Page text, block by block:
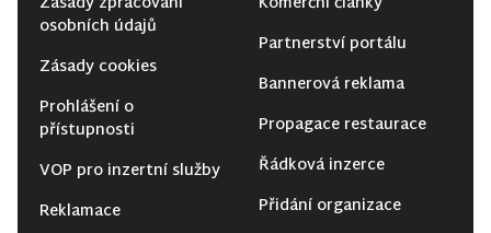
osobních údajů
Zásady cookies
Prohlášení o
přístupnosti
VOP pro inzertní služby
Reklamace
Partnerství portálu
Bannerová reklama
Propagace restaurace
Řádková inzerce
Přidání organizace